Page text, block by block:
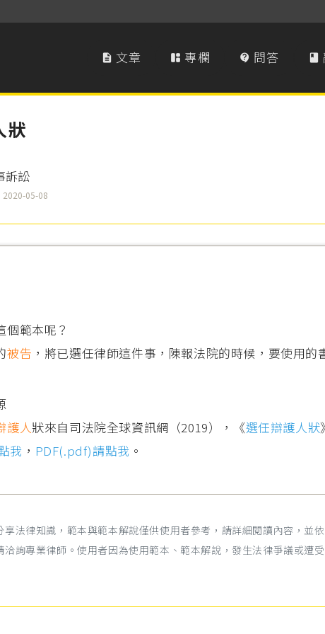
 文章  專欄  問答 
狀
訴訟
05-08
個範本呢？
被告 ，將已選任律師這件事，陳報法院的時候，要使用的
護人狀來自司法院全球資訊網（2019），《選任辯護人狀
我 ， PDF(.pdf)請點我 。
享法律知識，範本與範本解說僅供使用者參考，請詳細閱讀內容，並
洽詢專業律師。使用者因為使用範本、範本解說，發生法律爭議或遭